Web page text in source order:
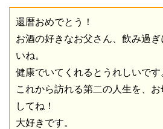
還暦おめでとう！
お酒の好きなお父さん、飲み過
いね。
健康でいてくれるとうれしいです
これから訪れる第二の人生を、
してね！
大好きです。